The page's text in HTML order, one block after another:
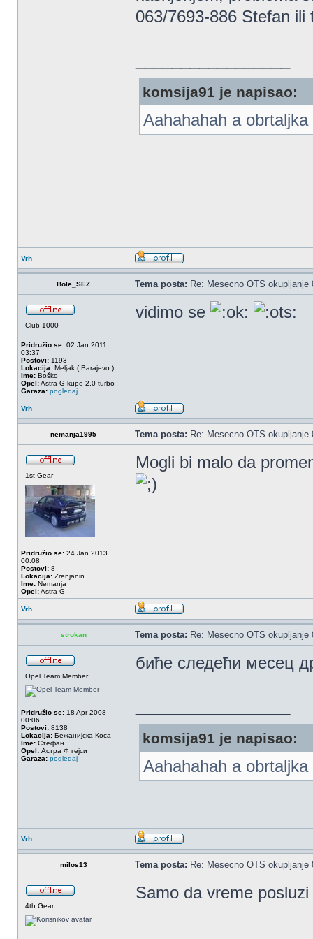
063/7693-886 Stefan
komsija91 je napisao:
Aahahahah a
Vrh
Bole_SEZ Tema posta: Re: Mesecno OTS
Club 1000
Pridružio se: 02 Jan 2011
03:37
Postovi: 1193
Lokacija: Meljak ( Barajevo )
Ime: Boško
Opel:Astra G kupe 2.0 turbo
Garaza: pogledaj
vidimo se
Vrh
nemanja1995 Tema posta: Re: Mesecno OTS
1st Gear
Pridružio se: 24 Jan 2013
00:08
Postovi: 8
Lokacija: Zrenjanin
Ime: Nemanja
Opel:Astra G
Mogli bi malo da
Vrh
strokan Tema posta: Re: Mesecno OTS
Opel Team Member
Pridružio se: 18 Apr 2008
00:06
Postovi: 8138
Lokacija: Бежанијска Коса
Ime: Стефан
Opel: Астра Ф гејси
Garaza: pogledaj
биће следећи месец
komsija91 je napisao:
Aahahahah a
Vrh
milos13 Tema posta: Re: Mesecno OTS
4th Gear
Samo da vreme